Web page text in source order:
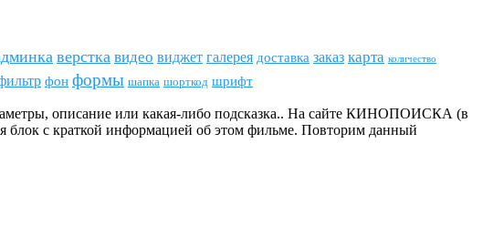
верстка видео виджет галерея доставка заказ карта количество
фон формы шапка шорткод шрифт
описание или какая-либо подсказка.. На сайте КИНОПОИСКА (в
блок с краткой информацией об этом фильме. Повторим данный